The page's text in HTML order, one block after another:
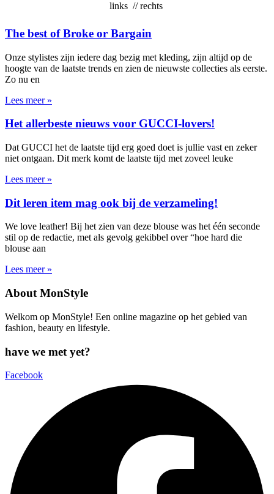
links // rechts
The best of Broke or Bargain
Onze stylistes zijn iedere dag bezig met kleding, zijn altijd op de
hoogte van de laatste trends en zien de nieuwste collecties als eerste.
Zo nu en
Lees meer »
Het allerbeste nieuws voor GUCCI-lovers!
Dat GUCCI het de laatste tijd erg goed doet is jullie vast en zeker
niet ontgaan. Dit merk komt de laatste tijd met zoveel leuke
Lees meer »
Dit leren item mag ook bij de verzameling!
We love leather! Bij het zien van deze blouse was het één seconde
stil op de redactie, met als gevolg gekibbel over “hoe hard die
blouse aan
Lees meer »
About MonStyle
Welkom op MonStyle! Een online magazine op het gebied van
fashion, beauty en lifestyle.
have we met yet?
Facebook